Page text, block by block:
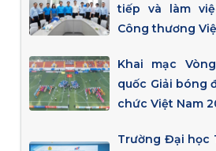
tiếp và làm
Công thương
Khai mạc
quốc Giải bóng
chức Việt Nam
Trường Đại học